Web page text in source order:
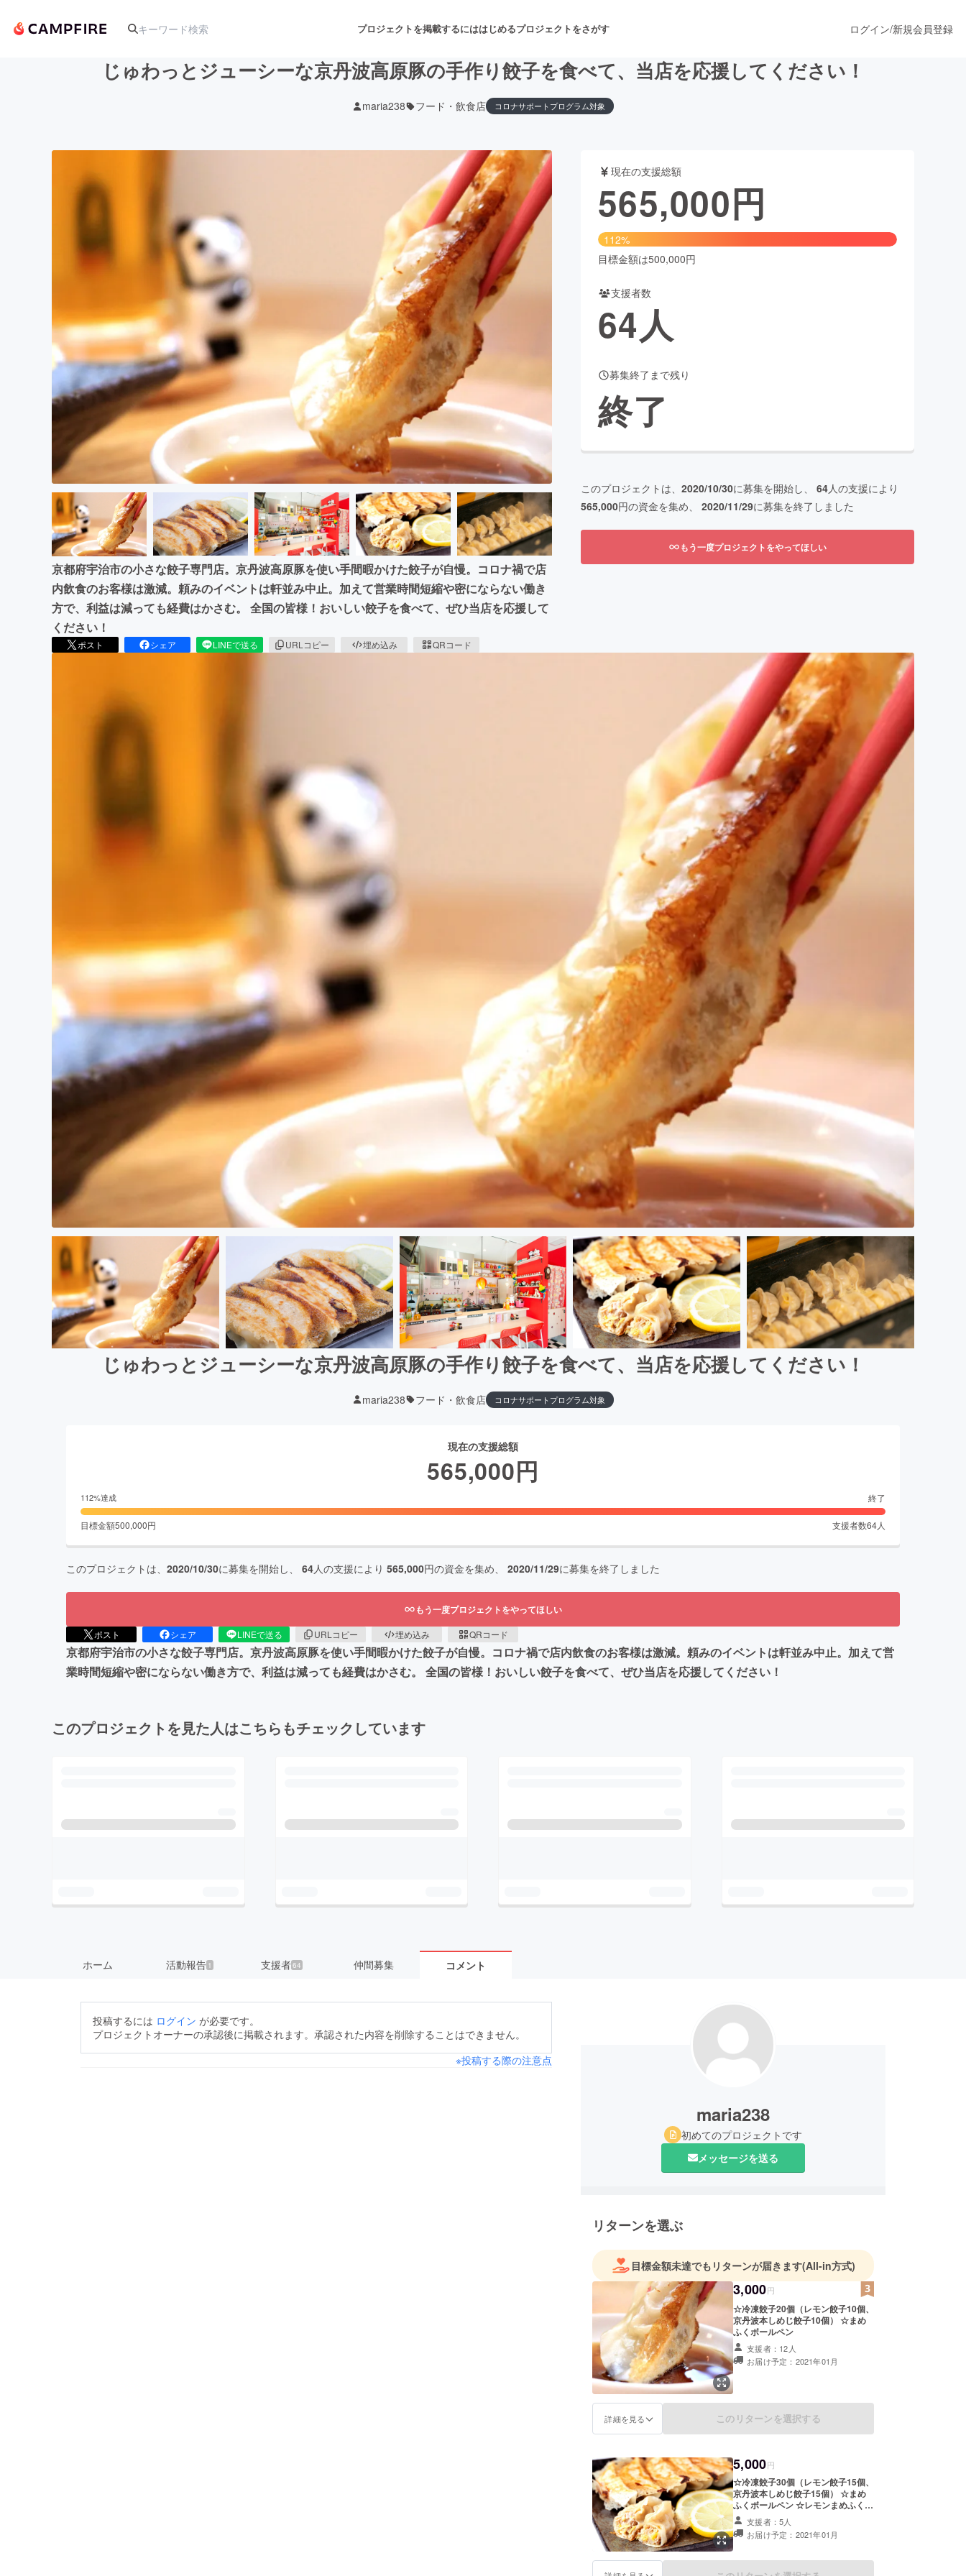
プロジェクトを掲載するにははじめるプロジェクトをさがす
舞台・パフォーマンス
テクノロジー・ガジェット ゲーム・サービス開発 フード・飲食店 ファッション
映像・映画 書籍・雑誌出版
ビジネス・起業 チャレンジ ビューティー・ヘルスケア
まちづくり・地域活性化
CAMPFIRE for Social Good
CAMPFIREふるさと納税
ログイン/新規会員登録
じゅわっとジューシーな京丹波高原豚の手作り餃子を食べて、当店を応援してください！
maria238 フード・飲食店 コロナサポートプログラム対象
京都府宇治市の小さな餃子専門店。京丹波高原豚を使い手間暇かけた餃子が自慢。コロナ禍で店
内飲食のお客様は激減。頼みのイベントは軒並み中止。加えて営業時間短縮や密にならない働き
方で、利益は減っても経費はかさむ。 全国の皆様！おいしい餃子を食べて、ぜひ当店を応援して
ください！
ポスト シェア LINEで送る URLコピー 埋め込み QRコード
現在の支援総額
565,000円
112%
目標金額は500,000円
支援者数
64人
募集終了まで残り
終了
このプロジェクトは、 2020/10/30に募集を開始し、 64人の支援により
565,000円の資金を集め、 2020/11/29に募集を終了しました
もう一度プロジェクトをやってほしい
じゅわっとジューシーな京丹波高原豚の手作り餃子を食べて、当店を応援してください！
maria238 フード・飲食店 コロナサポートプログラム対象
現在の支援総額
565,000円
112%達成 終了
目標金額500,000円 支援者数64人
このプロジェクトは、 2020/10/30に募集を開始し、 64人の支援により 565,000円の資金を集め、 2020/11/29に募集を終了しました
もう一度プロジェクトをやってほしい
ポスト シェア LINEで送る URLコピー 埋め込み QRコード
京都府宇治市の小さな餃子専門店。京丹波高原豚を使い手間暇かけた餃子が自慢。コロナ禍で店内飲食のお客様は激減。頼みのイベントは軒並み中止。加えて営
業時間短縮や密にならない働き方で、利益は減っても経費はかさむ。 全国の皆様！おいしい餃子を食べて、ぜひ当店を応援してください！
このプロジェクトを見た人はこちらもチェックしています
ホーム 活動報告 1 支援者64 仲間募集 コメント
投稿するには ログイン が必要です。
プロジェクトオーナーの承認後に掲載されます。承認された内容を削除することはできません。
※投稿する際の注意点
maria238
初めてのプロジェクトです
メッセージを送る
リターンを選ぶ
目標金額未達でもリターンが届きます(All-in方式)
3,000円
☆冷凍餃子20個（レモン餃子10個、
京丹波本しめじ餃子10個） ☆まめ
ふくボールペン
支援者：12人
お届け予定：2021年01月
詳細を見る このリターンを選択する
5,000円
☆冷凍餃子30個（レモン餃子15個、
京丹波本しめじ餃子15個） ☆まめ
ふくボールペン ☆レモンまめふく
シャープペン
支援者：5人
お届け予定：2021年01月